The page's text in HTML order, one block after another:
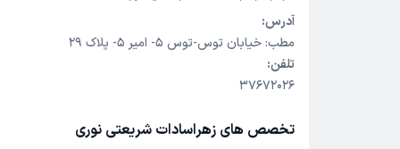
آدرس:
مطب: خیابان توس-توس 5- امیر 5- پلاک 29
تلفن:
37672026
تخصص های زهراسادات شریعتی نوری